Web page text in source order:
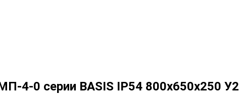
4-0 серии BASIS IP54 800х650х250 У2